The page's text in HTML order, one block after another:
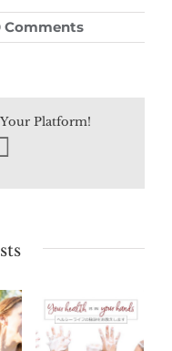
Comments
Platform!